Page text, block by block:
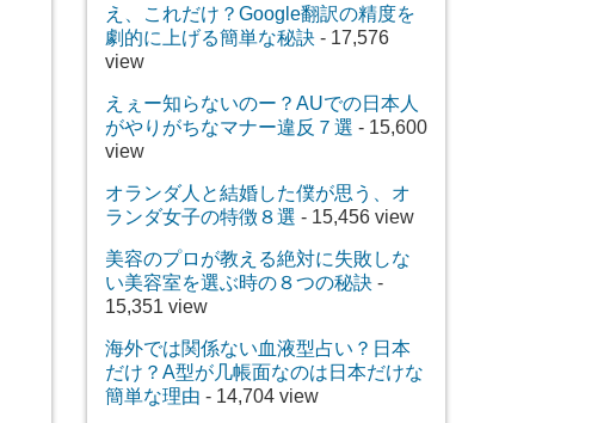
え、これだけ？Google翻訳の精度を
劇的に上げる簡単な秘訣 - 17,576
view
えぇー知らないのー？AUでの日本人
がやりがちなマナー違反７選 - 15,600
view
オランダ人と結婚した僕が思う、オ
ランダ女子の特徴８選 - 15,456 view
美容のプロが教える絶対に失敗しな
い美容室を選ぶ時の８つの秘訣 -
15,351 view
海外では関係ない血液型占い？日本
だけ？A型が几帳面なのは日本だけな
簡単な理由 - 14,704 view